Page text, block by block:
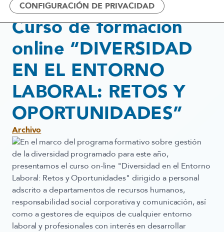
19 mayo, 2015
Curso de formación
online “DIVERSIDAD
EN EL ENTORNO
LABORAL: RETOS Y
OPORTUNIDADES”
Archivo
En el marco del programa formativo sobre gestión
de la diversidad programado para este año,
presentamos el curso on-line "Diversidad en el Entorno
Laboral: Retos y Oportunidades" dirigido a personal
adscrito a departamentos de recursos humanos,
responsabilidad social corporativa y comunicación, así
como a gestores de equipos de cualquier entorno
laboral y profesionales con interés en desarrollar
CONFIGURACIÓN DE PRIVACIDAD